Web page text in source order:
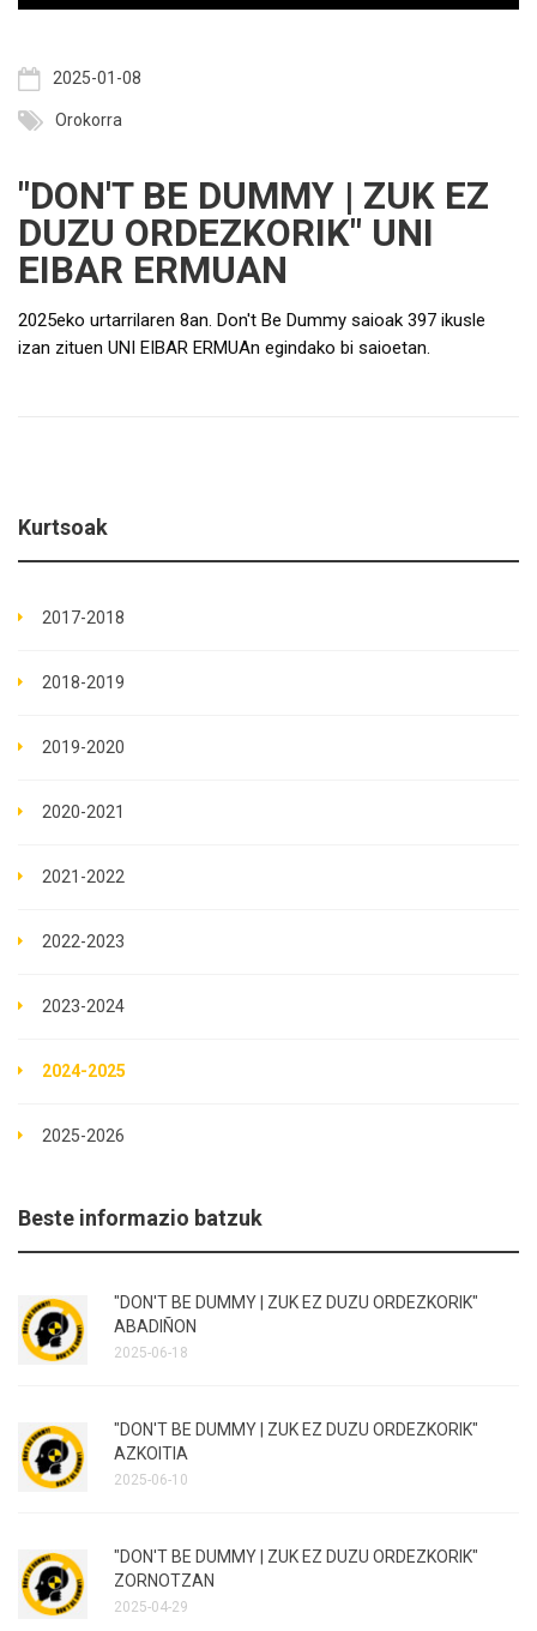
2025-01-08
Orokorra
"DON'T BE DUMMY | ZUK EZ
DUZU ORDEZKORIK" UNI
EIBAR ERMUAN
2025eko urtarrilaren 8an. Don't Be Dummy saioak 397 ikusle
izan zituen UNI EIBAR ERMUAn egindako bi saioetan.
Kurtsoak
2017-2018
2018-2019
2019-2020
2020-2021
2021-2022
2022-2023
2023-2024
2024-2025
2025-2026
Beste informazio batzuk
"DON'T BE DUMMY | ZUK EZ DUZU ORDEZKORIK"
ABADIÑON
2025-06-18
"DON'T BE DUMMY | ZUK EZ DUZU ORDEZKORIK"
AZKOITIA
2025-06-10
"DON'T BE DUMMY | ZUK EZ DUZU ORDEZKORIK"
ZORNOTZAN
2025-04-29